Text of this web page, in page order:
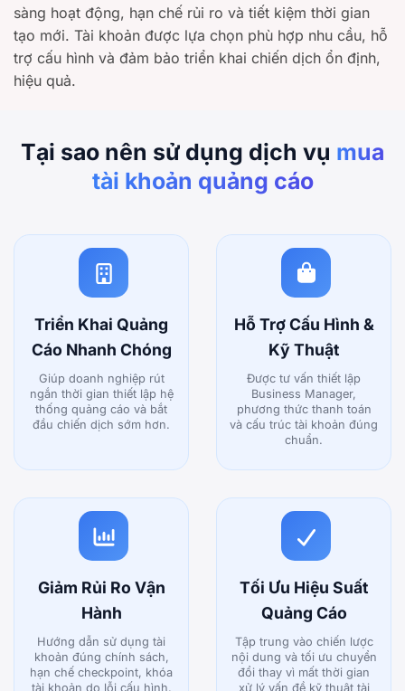
sàng hoạt động, hạn chế rủi ro và tiết kiệm thời gian
tạo mới. Tài khoản được lựa chọn phù hợp nhu cầu, hỗ
trợ cấu hình và đảm bảo triển khai chiến dịch ổn định,
hiệu quả.
Tại sao nên sử dụng dịch vụ mua
tài khoản quảng cáo
Triển Khai Quảng
Cáo Nhanh Chóng
Giúp doanh nghiệp rút
ngắn thời gian thiết lập hệ
thống quảng cáo và bắt
đầu chiến dịch sớm hơn.
Hỗ Trợ Cấu Hình &
Kỹ Thuật
Được tư vấn thiết lập
Business Manager,
phương thức thanh toán
và cấu trúc tài khoản đúng
chuẩn.
Giảm Rủi Ro Vận
Hành
Hướng dẫn sử dụng tài
khoản đúng chính sách,
hạn chế checkpoint, khóa
tài khoản do lỗi cấu hình.
Tối Ưu Hiệu Suất
Quảng Cáo
Tập trung vào chiến lược
nội dung và tối ưu chuyển
đổi thay vì mất thời gian
xử lý vấn đề kỹ thuật tài